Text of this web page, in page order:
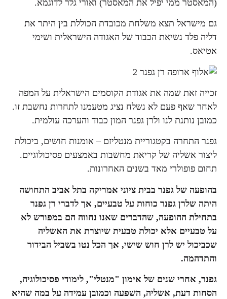
(המאסטר ממי יפיל את המאסטר) ואורי גלר לדוגמא.
גם מישראל תצא משלחת מכובדת הכוללת בין היתר את
דליה פלד נשיאת הכבוד של האגודה הישראלית ושימי
אטיאס.
זכייה זאת שמה את אגודת הקוסמים הישראלית על המפה
לאחר שאף פעם לא נשלח נציג מטעמנו לתחרות נחשבת זו.
כמובן נותנת לנו ולרן גפנר המון כבוד והערכה עולמית.
גפנר התחרה בקטגוריית מנטליזם – אומנות חושים, ביכולת
ליצור אשליה של קריאת מחשבות באמצעים פסיכולוגיים.
תחום פופולרי מאד בשנים האחרונות.
בהופעה של גפנר בבית ציוני אמריקה בתל אביב התחושה
היתה שלרן גפנר כוחות על טבעיים, אך לדברי רן גפנר
בתחילת ההופעה, שהדברים שאנו נחווה הם במפורש לא
על טבעיים אלא יכולת טבעית שיוצרת את האשליה
שכביכול יש לרן חוש שישי, אך הכל נטו בשביל הבידור
והתדהמה.
גפנר, אחרי שנים של אימון "מנטלי", לימודי פסיכולוגיה,
הסחות דעת, אשליה, השפעה וכמובן עמידה על במה שהיא